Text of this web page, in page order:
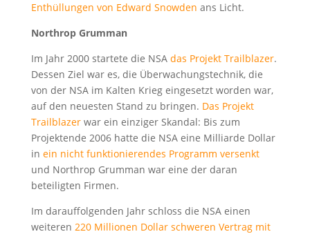
Enthüllungen von Edward Snowden ans Licht.
Northrop Grumman
Im Jahr 2000 startete die NSA das Projekt Trailblazer.
Dessen Ziel war es, die Überwachungstechnik, die
von der NSA im Kalten Krieg eingesetzt worden war,
auf den neuesten Stand zu bringen. Das Projekt
Trailblazerwar ein einziger Skandal: Bis zum
Projektende 2006 hatte die NSA eine Milliarde Dollar
in ein nicht funktionierendes Programm versenkt
und Northrop Grumman war eine der daran
beteiligten Firmen.
Im darauffolgenden Jahr schloss die NSA einen
weiteren 220 Millionen Dollar schweren Vertrag mit